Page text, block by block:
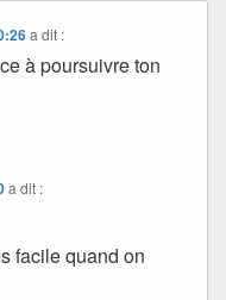
a dit :
à poursuivre ton
a dit :
facile quand on